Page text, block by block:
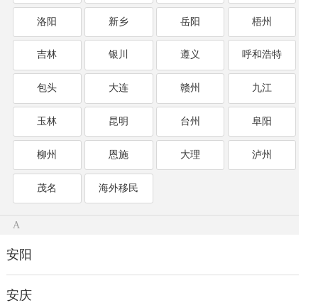
洛阳 新乡 岳阳 梧州
吉林 银川 遵义 呼和浩特
包头 大连 赣州 九江
玉林 昆明 台州 阜阳
柳州 恩施 大理 泸州
茂名 海外移民
A
安阳
安庆